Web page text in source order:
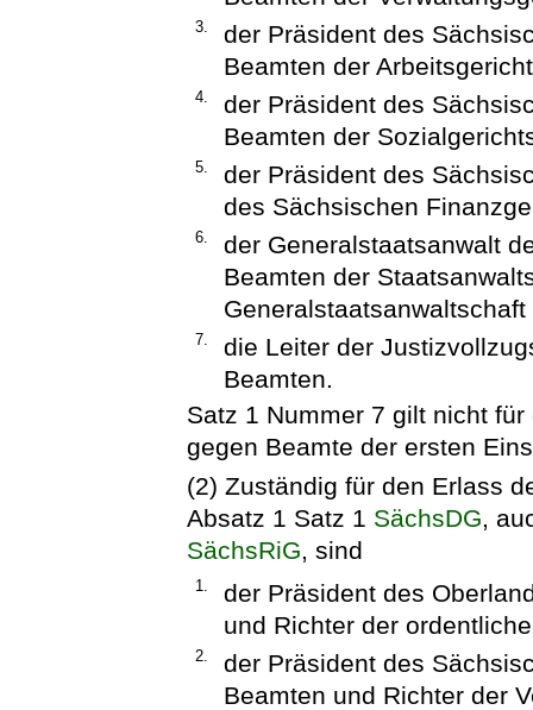
3.
der Präsident des
Beamten der
4.
der Präsident des
Beamten der
5.
der Präsident des
des Sächsischen
6.
der Generalstaatsanwalt
Beamten der
Generalstaatsanwaltschaft
7.
die Leiter der
Beamten.
Satz 1 Nummer 7 gilt nicht
gegen Beamte der ersten
(2) Zuständig für den Erlass
Absatz 1 Satz 1 SächsDG,
SächsRiG, sind
1.
der Präsident des
und Richter der
2.
der Präsident des
Beamten und Richter der